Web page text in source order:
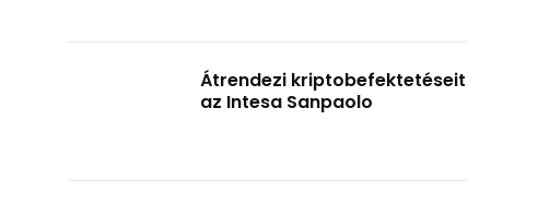
Átrendezi kriptobefektetéseit
az Intesa Sanpaolo